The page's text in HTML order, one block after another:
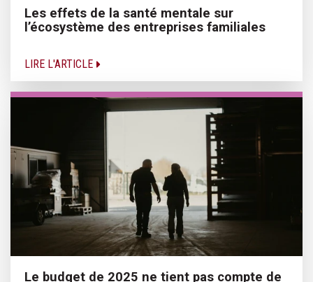
Les effets de la santé mentale sur
l’écosystème des entreprises familiales
LIRE L'ARTICLE
Le budget de 2025 ne tient pas compte de